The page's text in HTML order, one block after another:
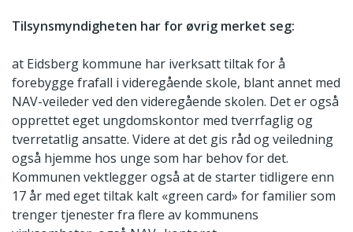
Tilsynsmyndigheten har for øvrig merket seg:
at Eidsberg kommune har iverksatt tiltak for å
forebygge frafall i videregående skole, blant annet med
NAV-veileder ved den videregående skolen. Det er også
opprettet eget ungdomskontor med tverrfaglig og
tverretatlig ansatte. Videre at det gis råd og veiledning
også hjemme hos unge som har behov for det.
Kommunen vektlegger også at de starter tidligere enn
17 år med eget tiltak kalt «green card» for familier som
trenger tjenester fra flere av kommunens